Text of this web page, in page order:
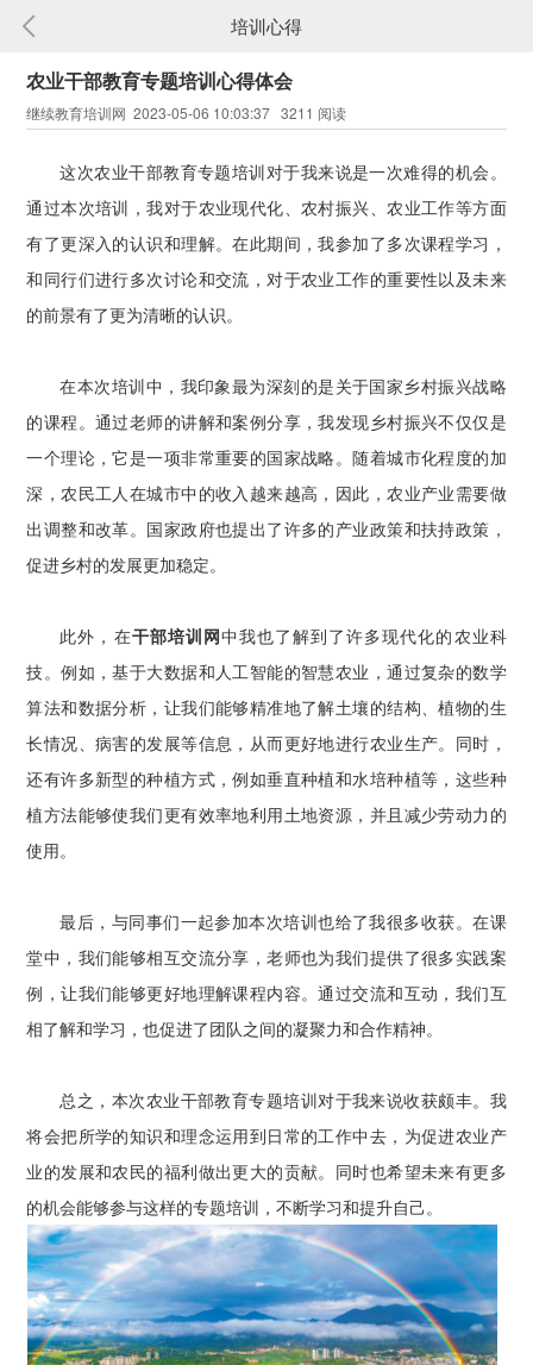
培训心得
农业干部教育专题培训心得体会
继续教育培训网 2023-05-06 10:03:37 3211 阅读
这次农业干部教育专题培训对于我来说是一次难得的机会。
通过本次培训，我对于农业现代化、农村振兴、农业工作等方面
有了更深入的认识和理解。在此期间，我参加了多次课程学习，
和同行们进行多次讨论和交流，对于农业工作的重要性以及未来
的前景有了更为清晰的认识。
在本次培训中，我印象最为深刻的是关于国家乡村振兴战略
的课程。通过老师的讲解和案例分享，我发现乡村振兴不仅仅是
一个理论，它是一项非常重要的国家战略。随着城市化程度的加
深，农民工人在城市中的收入越来越高，因此，农业产业需要做
出调整和改革。国家政府也提出了许多的产业政策和扶持政策，
促进乡村的发展更加稳定。
此外，在干部培训网中我也了解到了许多现代化的农业科
技。例如，基于大数据和人工智能的智慧农业，通过复杂的数学
算法和数据分析，让我们能够精准地了解土壤的结构、植物的生
长情况、病害的发展等信息，从而更好地进行农业生产。同时，
还有许多新型的种植方式，例如垂直种植和水培种植等，这些种
植方法能够使我们更有效率地利用土地资源，并且减少劳动力的
使用。
最后，与同事们一起参加本次培训也给了我很多收获。在课
堂中，我们能够相互交流分享，老师也为我们提供了很多实践案
例，让我们能够更好地理解课程内容。通过交流和互动，我们互
相了解和学习，也促进了团队之间的凝聚力和合作精神。
总之，本次农业干部教育专题培训对于我来说收获颇丰。我
将会把所学的知识和理念运用到日常的工作中去，为促进农业产
业的发展和农民的福利做出更大的贡献。同时也希望未来有更多
的机会能够参与这样的专题培训，不断学习和提升自己。